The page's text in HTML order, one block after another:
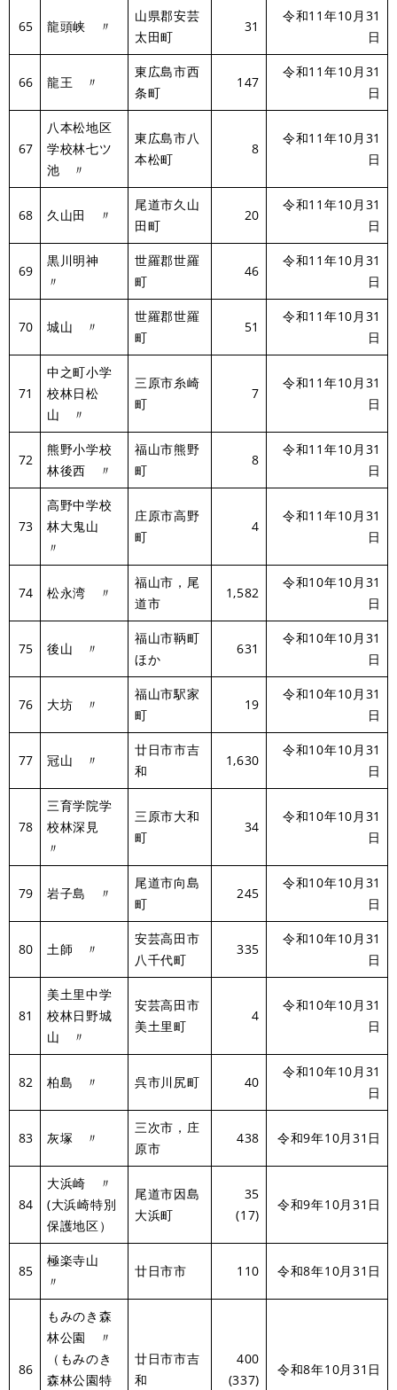
65 龍頭峡 〃
山県郡安芸
太田町
31
令和11年10月31
日
66 龍王 〃
東広島市西
条町
147
令和11年10月31
日
67
八本松地区
学校林七ツ
池 〃
東広島市八
本松町
8
令和11年10月31
日
68 久山田 〃
尾道市久山
田町
20
令和11年10月31
日
69
黒川明神
〃
世羅郡世羅
町
46
令和11年10月31
日
70 城山 〃
世羅郡世羅
町
51
令和11年10月31
日
71
中之町小学
校林日松
山 〃
三原市糸崎
町
7
令和11年10月31
日
72
熊野小学校
林後西 〃
福山市熊野
町
8
令和11年10月31
日
73
高野中学校
林大鬼山
〃
庄原市高野
町
4
令和11年10月31
日
74 松永湾 〃
福山市，尾
道市
1,582
令和10年10月31
日
75 後山 〃
福山市鞆町
ほか
631
令和10年10月31
日
76 大坊 〃
福山市駅家
町
19
令和10年10月31
日
77 冠山 〃
廿日市市吉
和
1,630
令和10年10月31
日
78
三育学院学
校林深見
〃
三原市大和
町
34
令和10年10月31
日
79 岩子島 〃
尾道市向島
町
245
令和10年10月31
日
80 土師 〃
安芸高田市
八千代町
335
令和10年10月31
日
81
美土里中学
校林日野城
山 〃
安芸高田市
美土里町
4
令和10年10月31
日
82 柏島 〃 呉市川尻町 40
令和10年10月31
日
83 灰塚 〃
三次市，庄
原市
438 令和9年10月31日
84
大浜崎 〃
(大浜崎特別
保護地区）
尾道市因島
大浜町
35
(17)
令和9年10月31日
85
極楽寺山
〃
廿日市市 110 令和8年10月31日
86
もみのき森
林公園 〃
（もみのき
森林公園特
廿日市市吉
和
400
(337)
令和8年10月31日